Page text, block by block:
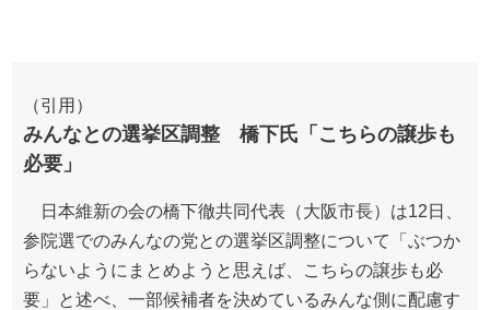
（引用）
みんなとの選挙区調整 橋下氏「こちらの譲歩も
必要」
日本維新の会の橋下徹共同代表（大阪市長）は12日、
参院選でのみんなの党との選挙区調整について「ぶつか
らないようにまとめようと思えば、こちらの譲歩も必
要」と述べ、一部候補者を決めているみんな側に配慮す